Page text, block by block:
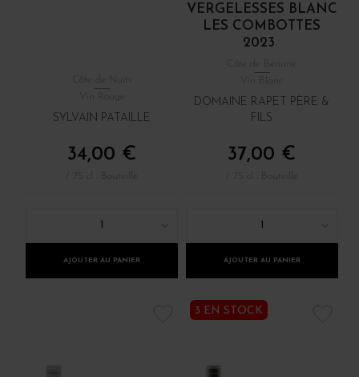
SYLVAIN PATAILLE
34,00 €
1
AJOUTER AU PANIER
VERGELESSES BLANC
LES COMBOTTES
2023
DOMAINE RAPET PÈRE &
FILS
37,00 €
1
AJOUTER AU PANIER
3 EN STOCK